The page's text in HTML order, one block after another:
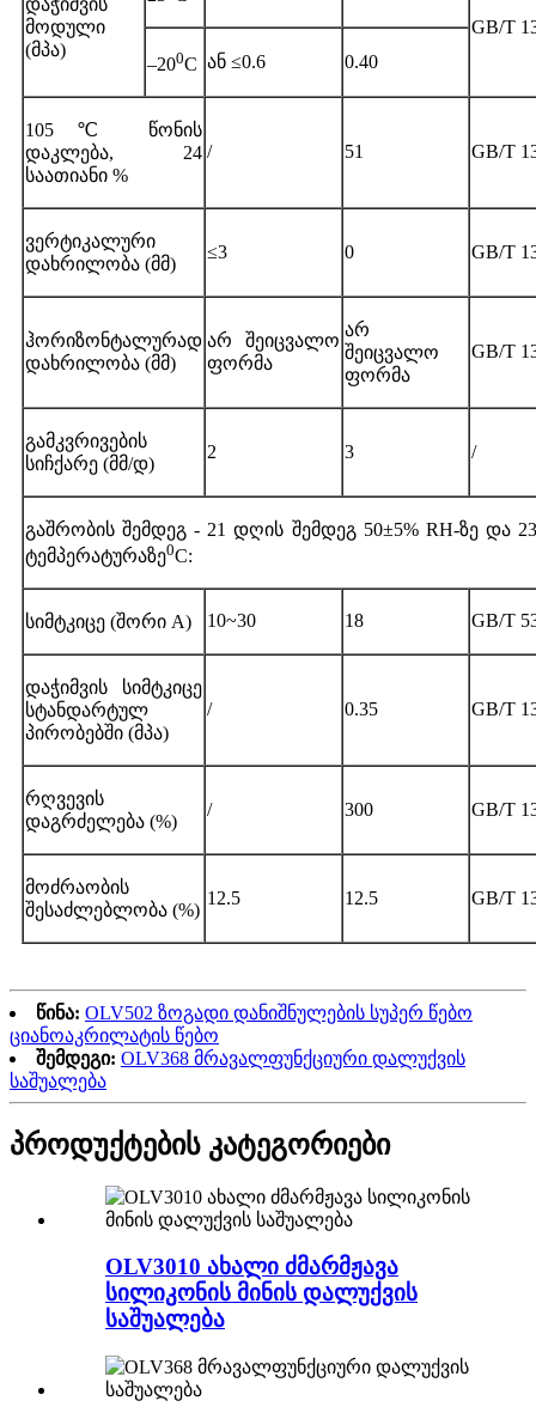
დაჭიმვის
მოდული
(მპა)
GB/T
–200C ან ≤0.6 0.40
105℃ წონის
დაკლება, 24
საათიანი %
/ 51 GB/T
ვერტიკალური
დახრილობა (მმ)
≤3 0 GB/T
ჰორიზონტალურად
დახრილობა (მმ)
არ შეიცვალო
ფორმა
არ
შეიცვალო
ფორმა
GB/T
გამკვრივების
სიჩქარე (მმ/დ)
2 3 /
გაშრობის შემდეგ - 21 დღის შემდეგ 50±5% RH-ზე და
ტემპერატურაზე0C:
სიმტკიცე (შორი A) 10~30 18 GB/T
დაჭიმვის სიმტკიცე
სტანდარტულ
პირობებში (მპა)
/ 0.35 GB/T
რღვევის
დაგრძელება (%)
/ 300 GB/T
მოძრაობის
შესაძლებლობა (%)
12.5 12.5 GB/T
წინა: OLV502 ზოგადი დანიშნულების სუპერ წებო
ციანოაკრილატის წებო
შემდეგი: OLV368 მრავალფუნქციური დალუქვის
საშუალება
პროდუქტების კატეგორიები
OLV3010 ახალი ძმარმჟავა
სილიკონის მინის დალუქვის
საშუალება